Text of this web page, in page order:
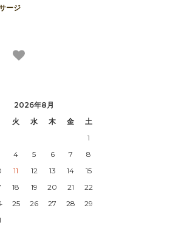
ージ
2026年8月
火 水 木 金
土
1
4 5 6 7
8
11 12 13 14
15
18 19 20 21
22
25 26 27 28
29